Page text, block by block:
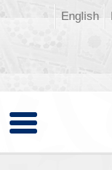
English